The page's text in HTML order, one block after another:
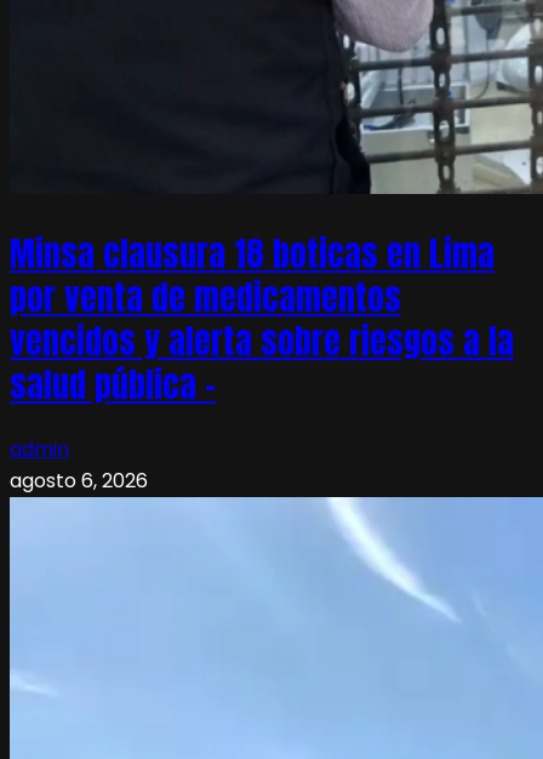
Minsa clausura 18 boticas en Lima
por venta de medicamentos
vencidos y alerta sobre riesgos a la
salud pública –
admin
agosto 6, 2026